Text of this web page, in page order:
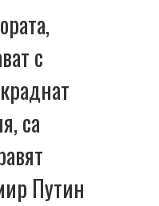
с
са
Путин